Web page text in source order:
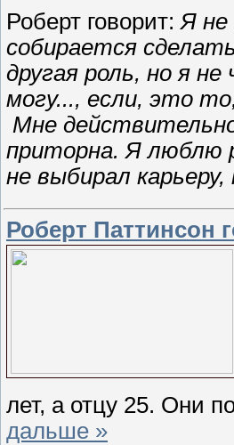
Роберт говорит: Я не
собирается
другая роль, но я
могу..., если, это
Мне
приторна. Я люблю
не выбирал
Роберт Паттинсон
лет, а отцу 25. Они
дальше »